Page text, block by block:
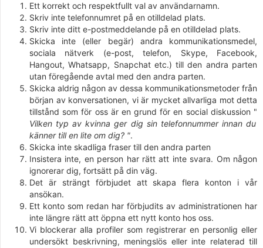
Ett korrekt och respektfullt val av användarnamn.
Skriv inte telefonnumret på en otilldelad plats.
Skriv inte ditt e-postmeddelande på en otilldelad plats.
Skicka inte (eller begär) andra kommunikationsmedel,
sociala nätverk (e-post, telefon, Skype, Facebook,
Hangout, Whatsapp, Snapchat etc.) till den andra parten
utan föregående avtal med den andra parten.
Skicka aldrig någon av dessa kommunikationsmetoder från
början av konversationen, vi är mycket allvarliga mot detta
tillstånd som för oss är en grund för en social diskussion "
Vilken typ av kvinna ger dig sin telefonnummer innan du
känner till en lite om dig? ".
Skicka inte skadliga fraser till den andra parten
Insistera inte, en person har rätt att inte svara. Om någon
ignorerar dig, fortsätt på din väg.
Det är strängt förbjudet att skapa flera konton i vår
ansökan.
Ett konto som redan har förbjudits av administrationen har
inte längre rätt att öppna ett nytt konto hos oss.
Vi blockerar alla profiler som registrerar en personlig eller
undersökt beskrivning, meningslös eller inte relaterad till